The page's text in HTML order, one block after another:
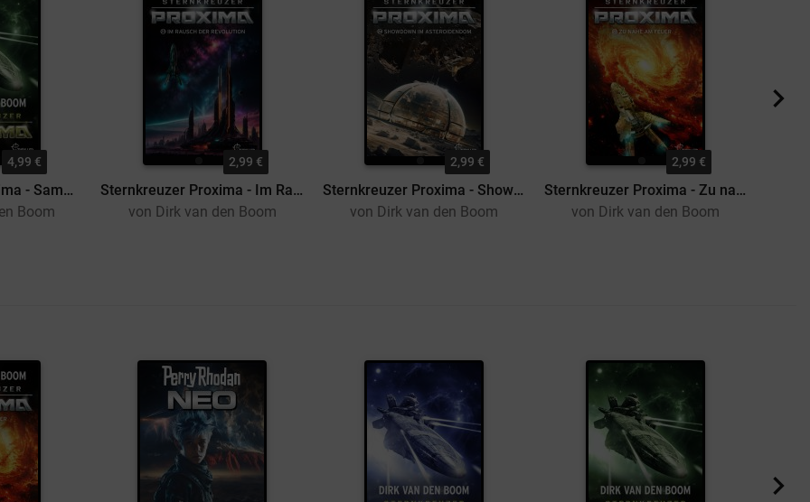
4,99 €
Sternkreuzer Proxima - Sammelband 4
Boom
2,99 €
Sternkreuzer Proxima - Im Rausch der Revolution
von Dirk van den Boom
2,99 €
Sternkreuzer Proxima - Showdown im Asteroidendom
von Dirk van den Boom
2,99 €
Sternkreuzer Proxima - Zu nah am Feuer
von Dirk van den Boom